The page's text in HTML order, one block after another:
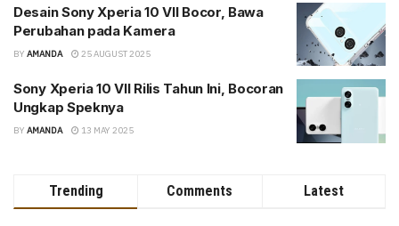
Desain Sony Xperia 10 VII Bocor, Bawa
Perubahan pada Kamera
BY AMANDA 25 AUGUST 2025
Sony Xperia 10 VII Rilis Tahun Ini, Bocoran
Ungkap Speknya
BY AMANDA 13 MAY 2025
Trending Comments Latest